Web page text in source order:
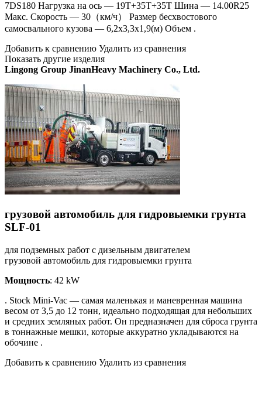
7DS180 Нагрузка на ось — 19T+35T+35T Шина — 14.00R25
Макс. Скорость — 30（км/ч） Размер бесхвостового
самосвального кузова — 6,2х3,3х1,9(м) Объем .
Добавить к сравнению Удалить из сравнения
Показать другие изделия
Lingong Group JinanHeavy Machinery Co., Ltd.
грузовой автомобиль для гидровыемки грунта
SLF-01
для подземных работ с дизельным двигателем
грузовой автомобиль для гидровыемки грунта
Мощность: 42 kW
. Stock Mini-Vac — самая маленькая и маневренная машина
весом от 3,5 до 12 тонн, идеально подходящая для небольших
и средних земляных работ. Он предназначен для сброса грунта
в тоннажные мешки, которые аккуратно укладываются на
обочине .
Добавить к сравнению Удалить из сравнения